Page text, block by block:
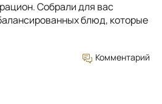
Собрали для вас
блюд, которые
Комментарий